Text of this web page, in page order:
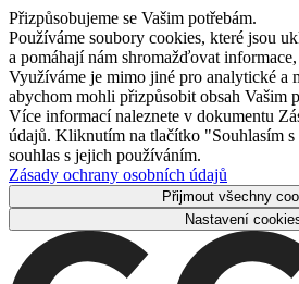
Přizpůsobujeme se Vašim potřebám.
Používáme soubory cookies, které jsou
a pomáhají nám shromažďovat
Využíváme je mimo jiné pro analytické a
abychom mohli přizpůsobit obsah Vašim
Více informací naleznete v dokumentu
údajů. Kliknutím na tlačítko "Souhlasím s
souhlas s jejich používáním.
Zásady ochrany osobních údajů
Přijmout všechny
Nastavení